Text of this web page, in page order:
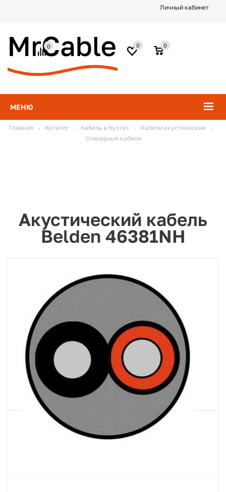
Личный кабинет
МЕНЮ
0
0
0
Главная - Каталог - Кабель в бухтах - Кабели акустические
-
Спикерные кабели
Акустический кабель
Belden 46381NH
46381NH